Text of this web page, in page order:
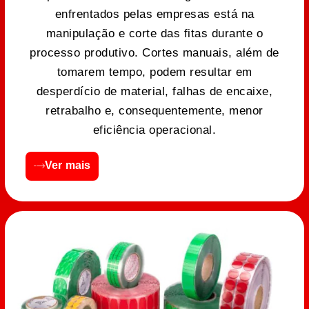
enfrentados pelas empresas está na
manipulação e corte das fitas durante o
processo produtivo. Cortes manuais, além de
tomarem tempo, podem resultar em
desperdício de material, falhas de encaixe,
retrabalho e, consequentemente, menor
eficiência operacional.
Ver mais